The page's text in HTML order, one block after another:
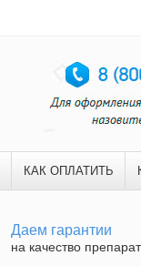
КАК ОПЛАТИТЬ
Даем гарантии
на качество